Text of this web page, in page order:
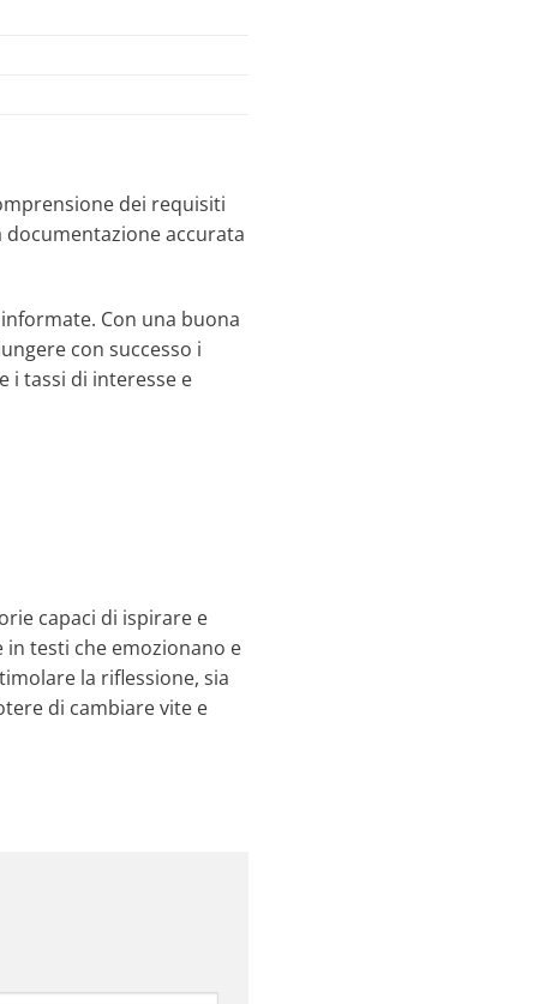
dei requisiti
accurata
Con una buona
con successo i
i tassi di interesse e
capaci di ispirare e
in testi che emozionano e
la riflessione, sia
di cambiare vite e